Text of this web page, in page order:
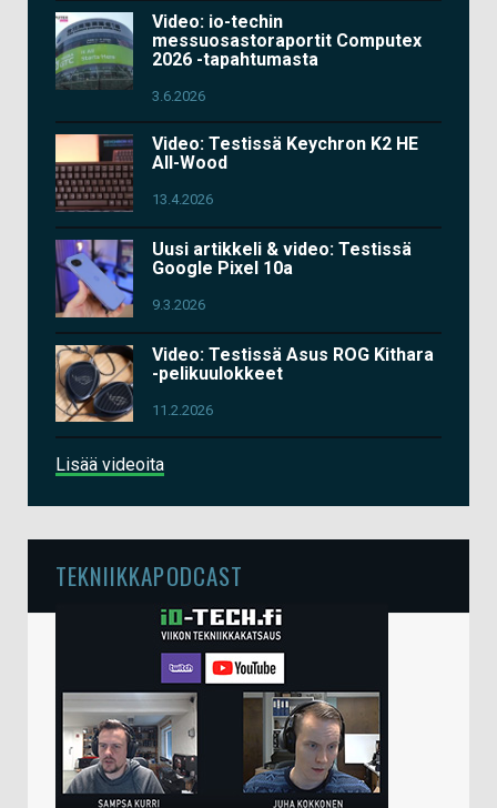
Video: io-techin
messuosastoraportit Computex
2026 -tapahtumasta
3.6.2026
Video: Testissä Keychron K2 HE
All-Wood
13.4.2026
Uusi artikkeli & video: Testissä
Google Pixel 10a
9.3.2026
Video: Testissä Asus ROG Kithara
-pelikuulokkeet
11.2.2026
Lisää videoita
TEKNIIKKAPODCAST